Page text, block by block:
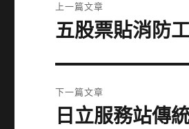
章
上一篇文章
上
篇
文
章:
五股票貼消防
下一篇文章
下
日立服務站傳